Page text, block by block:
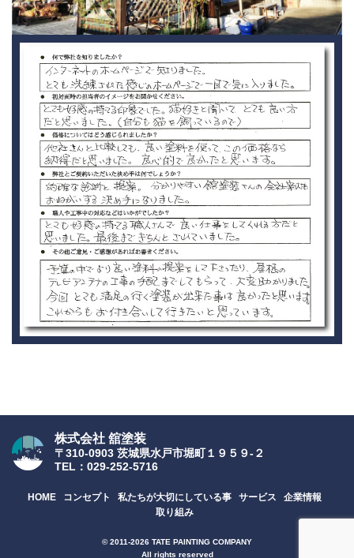
株式会社 舘塗装
〒310-0903 茨城県水戸市堀町１９５９-２
TEL：029-252-5716
HOME コンセプト 私たちが大切にしている事 サービス
企業情報
取り組み
© 2011-2026 TATE PAINTING COMPANY
All rights reserved